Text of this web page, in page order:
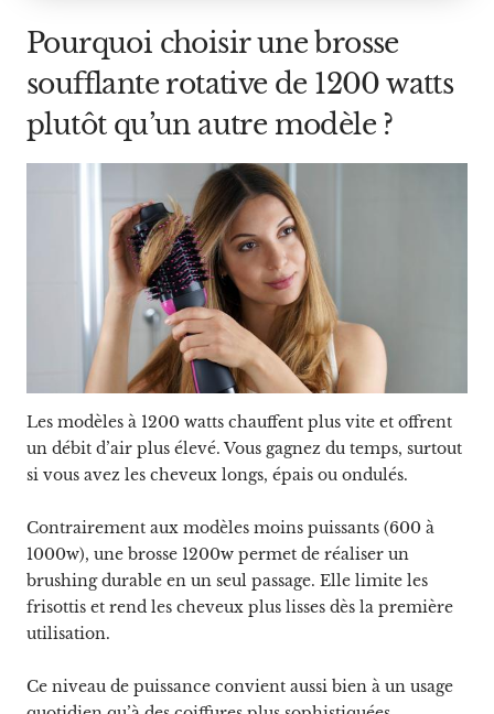
Pourquoi choisir une brosse
soufflante rotative de 1200 watts
plutôt qu’un autre modèle ?
Les modèles à 1200 watts chauffent plus vite et offrent
un débit d’air plus élevé. Vous gagnez du temps, surtout
si vous avez les cheveux longs, épais ou ondulés.
Contrairement aux modèles moins puissants (600 à
1000w), une brosse 1200w permet de réaliser un
brushing durable en un seul passage. Elle limite les
frisottis et rend les cheveux plus lisses dès la première
utilisation.
Ce niveau de puissance convient aussi bien à un usage